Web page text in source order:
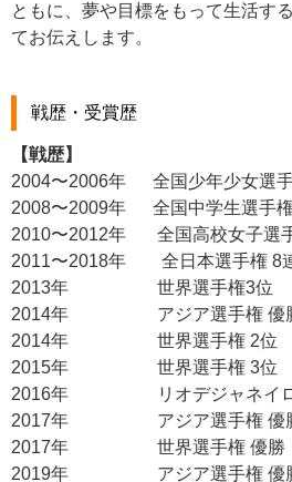
ともに、夢や目標をもって生活す
てお伝えします。
戦歴・受賞歴
【戦歴】
2004〜2006年 全国少年少女選
2008〜2009年 全国中学生選手
2010〜2012年 全国高校女子選
2011〜2018年 全日本選手権 8
2013年 世界選手権3位
2014年 アジア選手権 優
2014年 世界選手権 2位
2015年 世界選手権 3位
2016年 リオデジャネイロオ
2017年 アジア選手権 優
2017年 世界選手権 優勝
2019年 アジア選手権 優